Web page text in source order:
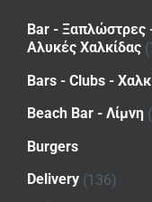
Bar - Ξαπλώστρες
Αλυκές Χαλκίδας
Bars - Clubs -
Beach Bar - Λίμνη
Burgers
Delivery (136)